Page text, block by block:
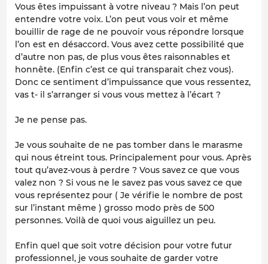
Vous êtes impuissant à votre niveau ? Mais l’on peut
entendre votre voix. L’on peut vous voir et même
bouillir de rage de ne pouvoir vous répondre lorsque
l’on est en désaccord. Vous avez cette possibilité que
d’autre non pas, de plus vous êtes raisonnables et
honnête. (Enfin c’est ce qui transparait chez vous).
Donc ce sentiment d’impuissance que vous ressentez,
vas t- il s’arranger si vous vous mettez à l’écart ?
Je ne pense pas.
Je vous souhaite de ne pas tomber dans le marasme
qui nous étreint tous. Principalement pour vous. Après
tout qu’avez-vous à perdre ? Vous savez ce que vous
valez non ? Si vous ne le savez pas vous savez ce que
vous représentez pour ( Je vérifie le nombre de post
sur l’instant même ) grosso modo près de 500
personnes. Voilà de quoi vous aiguillez un peu.
Enfin quel que soit votre décision pour votre futur
professionnel, je vous souhaite de garder votre